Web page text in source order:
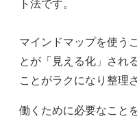
ト法です。
マインドマップを使う
とが「見える化」され
ことがラクになり整理
働くために必要なこと